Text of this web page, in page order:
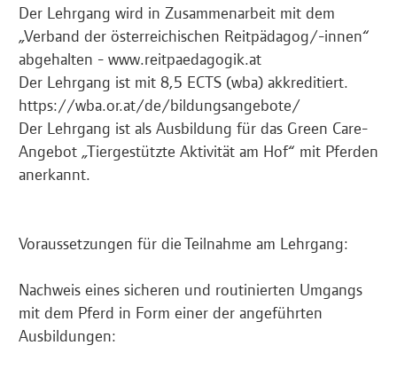
Der Lehrgang wird in Zusammenarbeit mit dem
„Verband der österreichischen Reitpädagog/-innen“
abgehalten - www.reitpaedagogik.at
Der Lehrgang ist mit 8,5 ECTS (wba) akkreditiert.
https://wba.or.at/de/bildungsangebote/
Der Lehrgang ist als Ausbildung für das Green Care-
Angebot „Tiergestützte Aktivität am Hof“ mit Pferden
anerkannt.
Voraussetzungen für die Teilnahme am Lehrgang:
Nachweis eines sicheren und routinierten Umgangs
mit dem Pferd in Form einer der angeführten
Ausbildungen: